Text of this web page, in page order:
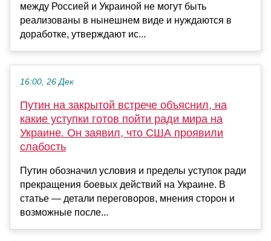
между Россией и Украиной не могут быть
реализованы в нынешнем виде и нуждаются в
доработке, утверждают ис...
16:00, 26 Дек
Путин на закрытой встрече объяснил, на
какие уступки готов пойти ради мира на
Украине. Он заявил, что США проявили
слабость
Путин обозначил условия и пределы уступок ради
прекращения боевых действий на Украине. В
статье — детали переговоров, мнения сторон и
возможные после...